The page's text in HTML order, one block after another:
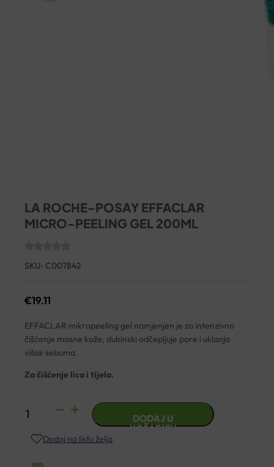
LA ROCHE-POSAY EFFACLAR
MICRO-PEELING GEL 200ML
SKU: C007842
€19.11
EFFACLAR mikropeeling gel namjenjen je za intenzivno
čišćenje masne kože, dubinski odčepljuje pore i uklanja
višak sebuma.
Za čišćenje lica i tijela.
LA
POSAY
DODAJ U
KOŠARICU
Dodaj na listu želja